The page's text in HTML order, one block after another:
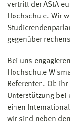
vertritt der AStA
Hochschule. Wir
gegenüber
Bei uns
Hochschule
Referenten. Ob
Unterstützung bei
einen
wir sind neben